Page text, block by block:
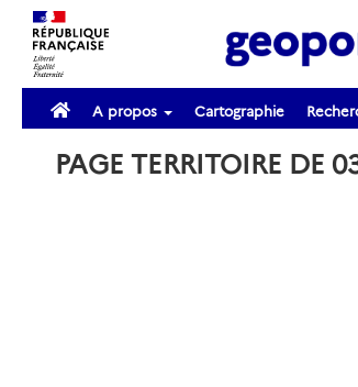
A propos Cartographie
PAGE TERRITOIRE DE